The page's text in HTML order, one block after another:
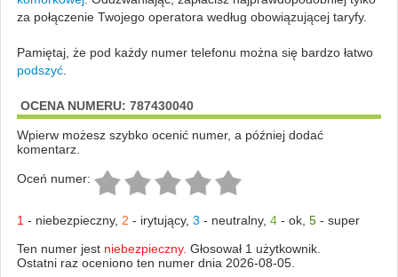
za połączenie Twojego operatora według obowiązującej taryfy.
Pamiętaj, że pod każdy numer telefonu można się bardzo łatwo
podszyć.
OCENA NUMERU: 787430040
Wpierw możesz szybko ocenić numer, a później dodać
komentarz.
Oceń numer:
1 - niebezpieczny, 2 - irytujący, 3 - neutralny, 4- ok, 5- super
Ten numer jest niebezpieczny. Głosował 1 użytkownik.
Ostatni raz oceniono ten numer dnia 2026-08-05.